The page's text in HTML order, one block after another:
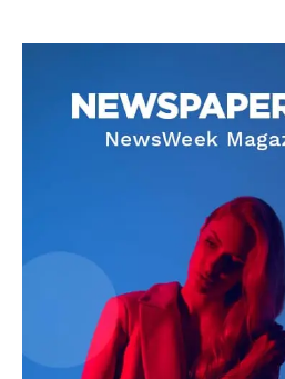
DOWNLOAD
AIN NEWS 1
Contact Us
About Us
Privacy Policy
Terms of Use Agreement